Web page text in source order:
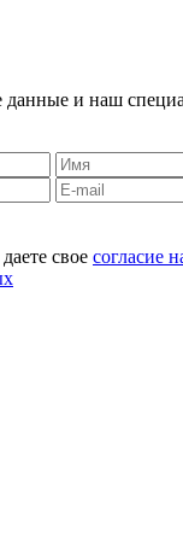
данные и наш
свое согласие